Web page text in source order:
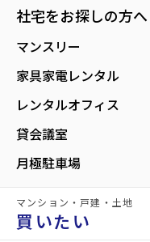
社宅をお探しの方へ
マンスリー
家具家電レンタル
レンタルオフィス
貸会議室
月極駐車場
マンション・戸建・土地
買いたい
詳細情報